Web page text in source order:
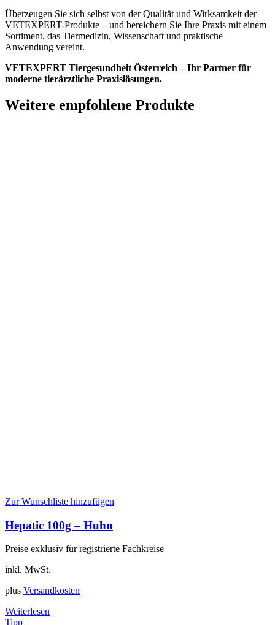
Überzeugen Sie sich selbst von der Qualität und Wirksamkeit der
VETEXPERT-Produkte – und bereichern Sie Ihre Praxis mit einem
Sortiment, das Tiermedizin, Wissenschaft und praktische
Anwendung vereint.
VETEXPERT Tiergesundheit Österreich – Ihr Partner für
moderne tierärztliche Praxislösungen.
Weitere empfohlene Produkte
Zur Wunschliste hinzufügen
Hepatic 100g – Huhn
Preise exklusiv für registrierte Fachkreise
inkl. MwSt.
plus Versandkosten
Weiterlesen
Tipp